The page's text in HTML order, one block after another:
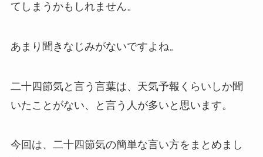
てしまうかもしれません。
あまり聞きなじみがないですよね。
二十四節気と言う言葉は、天気予報くらいしか聞
いたことがない、と言う人が多いと思います。
今回は、二十四節気の簡単な言い方をまとめまし